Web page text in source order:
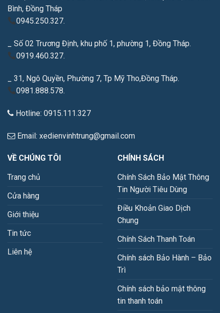
Bình, Đồng Tháp
0945.250.327.
_ Số 02 Trương Định, khu phố 1, phường 1, Đồng Tháp.
0919.460.327.
_ 31, Ngô Quyền, Phường 7, Tp Mỹ Tho,Đồng Tháp.
0981.888.578.
Hotline: 0915.111.327
Email: xedienvinhtrung@gmail.com
VỀ CHÚNG TÔI
Trang chủ
Cửa hàng
Giới thiệu
Tin tức
Liên hệ
CHÍNH SÁCH
Chính Sách Bảo Mật Thông
Tin Người Tiêu Dùng
Điều Khoản Giao Dịch
Chung
Chính Sách Thanh Toán
Chính sách Bảo Hành – Bảo
Trì
Chính sách bảo mật thông
tin thanh toán